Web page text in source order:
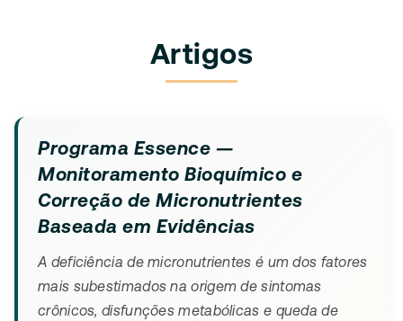
Artigos
Programa Essence —
Monitoramento Bioquímico e
Correção de Micronutrientes
Baseada em Evidências
A deficiência de micronutrientes é um dos fatores
mais subestimados na origem de sintomas
crônicos, disfunções metabólicas e queda de